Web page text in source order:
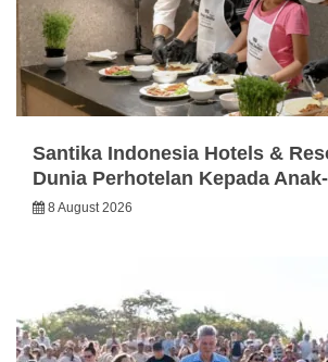
Santika Indonesia Hotels &
Dunia Perhotelan Kepada
8 August 2026